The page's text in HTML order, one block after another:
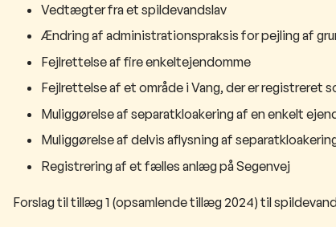
Vedtægter fra et spildevandslav
Ændring af administrationspraksis for pejling af
Fejlrettelse af fire enkeltejendomme
Fejlrettelse af et område i Vang, der er registreret
Muliggørelse af separatkloakering af en enkelt
Muliggørelse af delvis aflysning af
Registrering af et fælles anlæg på Segenvej
Forslag til tillæg 1 (opsamlende tillæg 2024) til